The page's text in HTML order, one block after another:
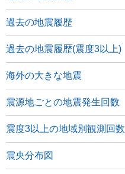
過去の地震履歴
過去の地震履歴(震度3以上)
海外の大きな地震
震源地ごとの地震発生回数
震度3以上の地域別観測回数
震央分布図